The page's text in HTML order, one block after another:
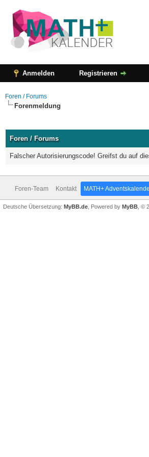
Anmelden Registrieren
Foren / Forums
Forenmeldung
Foren / Forums
Falscher Autorisierungscode! Greifst du auf
Foren-Team Kontakt MATH+
Deutsche Übersetzung: MyBB.de , Powered by MyBB , ©